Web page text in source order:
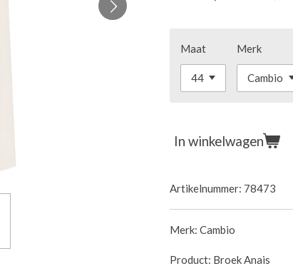
Maat Merk
In winkelwagen
Artikelnummer: 78473
Merk: Cambio
Product: Broek Anais